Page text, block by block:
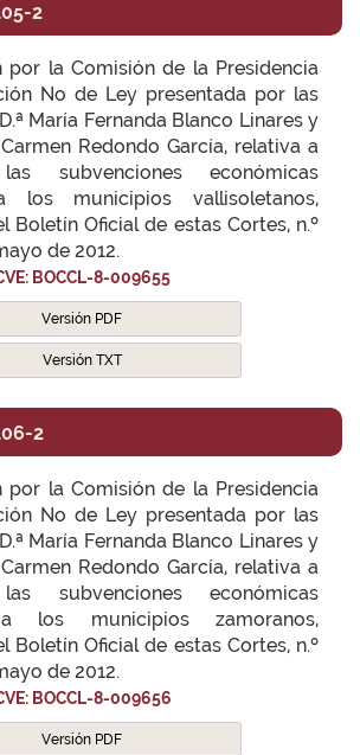
2
por la Comisión de la Presidencia
No de Ley presentada por las
María Fernanda Blanco Linares y
Redondo García, relativa a
subvenciones económicas
los municipios vallisoletanos,
Boletín Oficial de estas Cortes, n.º
de 2012.
BOCCL-8-009655
Versión PDF
Versión TXT
2
por la Comisión de la Presidencia
No de Ley presentada por las
María Fernanda Blanco Linares y
Redondo García, relativa a
subvenciones económicas
los municipios zamoranos,
Boletín Oficial de estas Cortes, n.º
de 2012.
BOCCL-8-009656
Versión PDF